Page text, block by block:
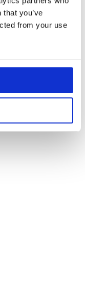
you’ve
from your use